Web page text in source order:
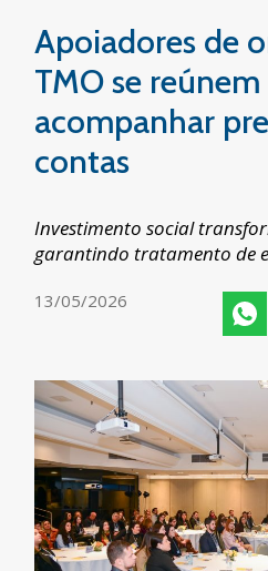
Apoiadores de
TMO se
acompanhar
contas
Investimento social
garantindo tratamento de
13/05/2026